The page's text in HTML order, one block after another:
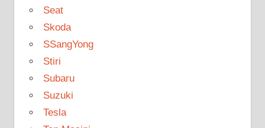
Seat
Skoda
SSangYong
Stiri
Subaru
Suzuki
Tesla